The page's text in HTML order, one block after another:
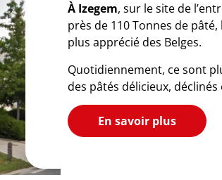
À Izegem, sur le site de
près de 110 Tonnes de
plus apprécié des Belges.
Quotidiennement, ce sont
des pâtés délicieux,
En savoir plus